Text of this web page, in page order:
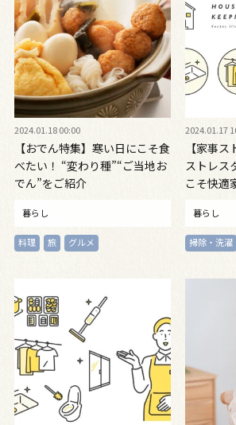
2024.01.18 00:00
【おでん特集】寒い日にこそ食
べたい！ “変わり種”“ご当地お
でん”をご紹介
暮らし
料理 旅 グルメ
2024.01.17
【家事
ストレス
こそ快適
暮らし
掃除・洗濯